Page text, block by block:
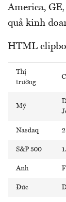
America,
quả kinh
HTML
Thị
trường
Mỹ
Nasdaq
S&P 500
Anh
Đức